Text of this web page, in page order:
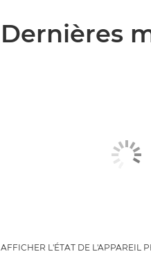
Dernières
AFFICHER L'ÉTAT DE L'APPAREIL